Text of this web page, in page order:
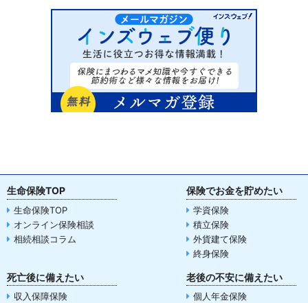
生命保険TOP
生命保険TOP
オンライン保険相談
相続相談コラム
保険でお金を貯めたい
学資保険
積立保険
外貨建て保険
終身保険
死亡後に備えたい
収入保障保険
老後の不安に備えたい
個人年金保険